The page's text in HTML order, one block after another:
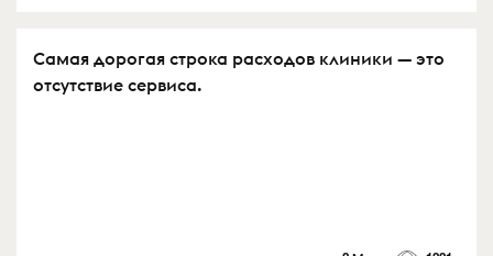
Самая дорогая строка расходов клиники — это
отсутствие сервиса.